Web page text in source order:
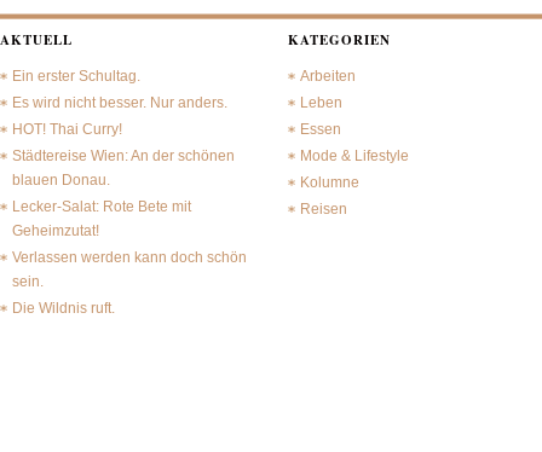
AKTUELL
Ein erster Schultag.
Es wird nicht besser. Nur anders.
HOT! Thai Curry!
Städtereise Wien: An der schönen
blauen Donau.
Lecker-Salat: Rote Bete mit
Geheimzutat!
Verlassen werden kann doch schön
sein.
Die Wildnis ruft.
KATEGORIEN
Arbeiten
Leben
Essen
Mode & Lifestyle
Kolumne
Reisen